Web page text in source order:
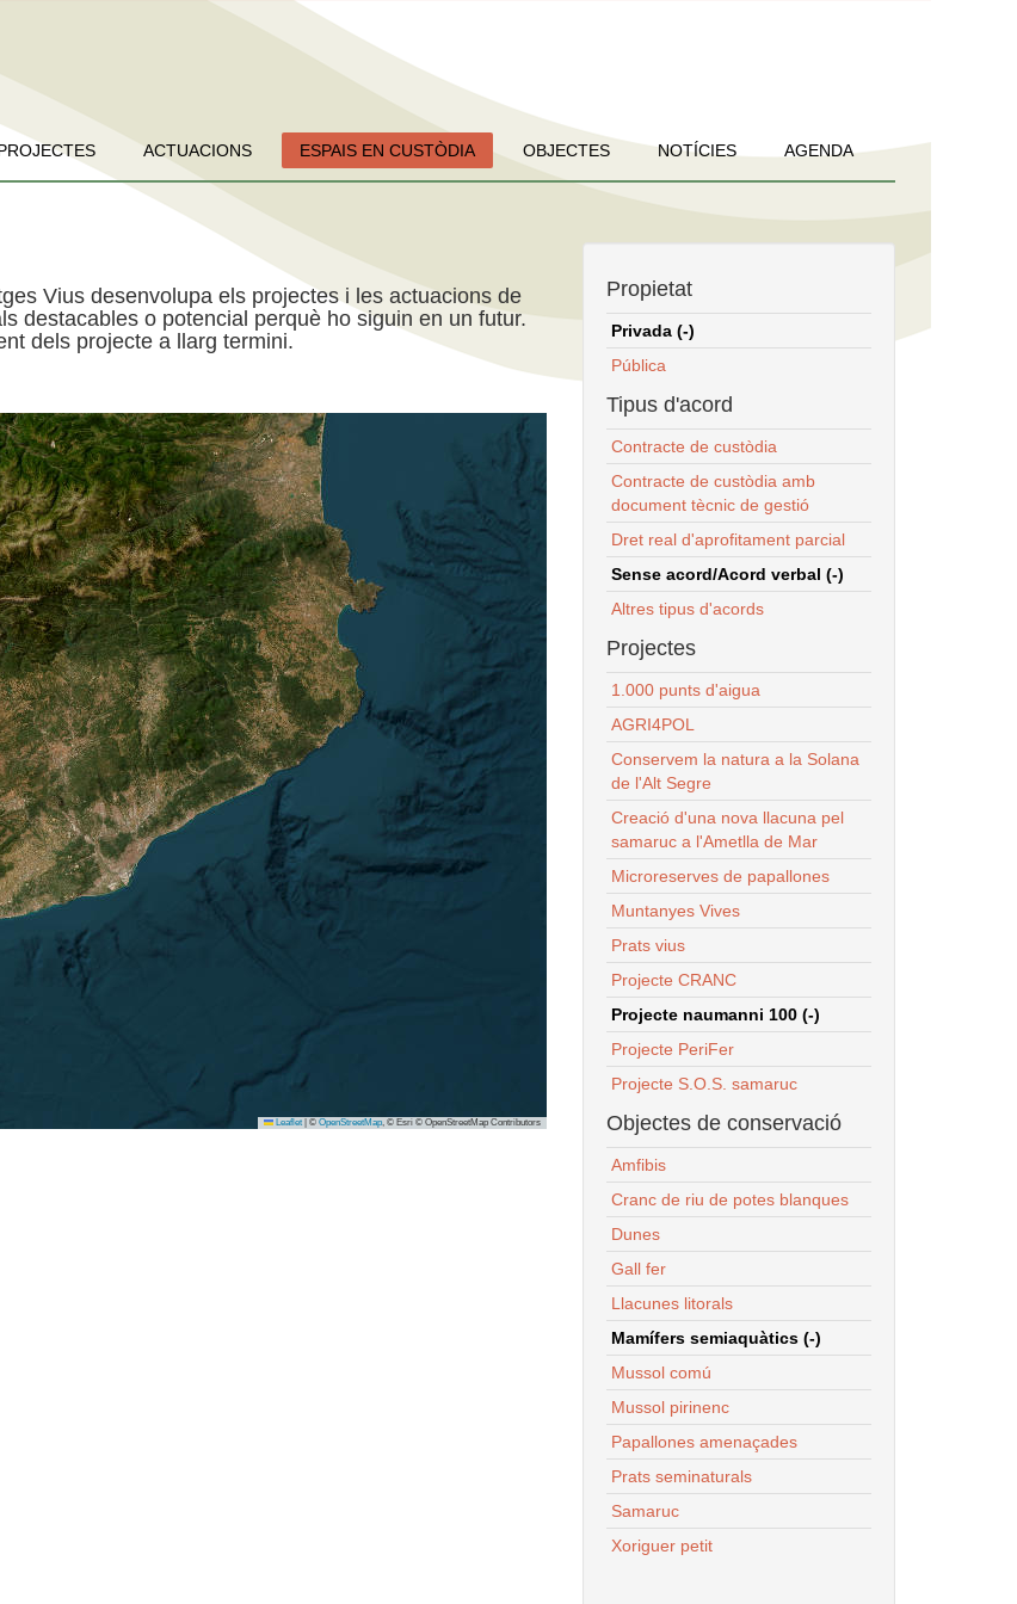
ACTUACIONS ESPAIS EN CUSTÒDIA OBJECTES NOTÍCIES AGENDA
Vius desenvolupa els projectes i les actuacions de
destacables o potencial perquè ho siguin en un futur.
dels projecte a llarg termini.
Leaflet © OpenStreetMap, © Esri © OpenStreetMap Contributors
Propietat
Privada (-)
Pública
Tipus d'acord
Contracte de custòdia
Contracte de custòdia amb
document tècnic de gestió
Dret real d'aprofitament parcial
Sense acord/Acord verbal (-)
Altres tipus d'acords
Projectes
1.000 punts d'aigua
AGRI4POL
Conservem la natura a la Solana
de l'Alt Segre
Creació d'una nova llacuna pel
samaruc a l'Ametlla de Mar
Microreserves de papallones
Muntanyes Vives
Prats vius
Projecte CRANC
Projecte naumanni 100 (-)
Projecte PeriFer
Projecte S.O.S. samaruc
Objectes de conservació
Amfibis
Cranc de riu de potes blanques
Dunes
Gall fer
Llacunes litorals
Mamífers semiaquàtics (-)
Mussol comú
Mussol pirinenc
Papallones amenaçades
Prats seminaturals
Samaruc
Xoriguer petit